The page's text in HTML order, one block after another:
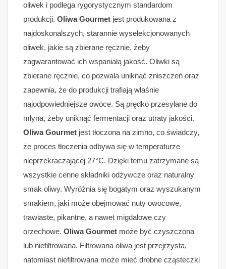
oliwek i podlega rygorystycznym standardom
produkcji. Oliwa Gourmet jest produkowana z
najdoskonalszych, starannie wyselekcjonowanych
oliwek, jakie są zbierane ręcznie, żeby
zagwarantować ich wspaniałą jakość. Oliwki są
zbierane ręcznie, co pozwala uniknąć zniszczeń oraz
zapewnia, że do produkcji trafiają właśnie
najodpowiedniejsze owoce. Są prędko przesyłane do
młyna, żeby uniknąć fermentacji oraz utraty jakości.
Oliwa Gourmet jest tłoczona na zimno, co świadczy,
że proces tłoczenia odbywa się w temperaturze
nieprzekraczającej 27°C. Dzięki temu zatrzymane są
wszystkie cenne składniki odżywcze oraz naturalny
smak oliwy. Wyróżnia się bogatym oraz wyszukanym
smakiem, jaki może obejmować nuty owocowe,
trawiaste, pikantne, a nawet migdałowe czy
orzechowe. Oliwa Gourmet może być czyszczona
lub niefiltrowana. Filtrowana oliwa jest przejrzysta,
natomiast niefiltrowana może mieć drobne cząsteczki